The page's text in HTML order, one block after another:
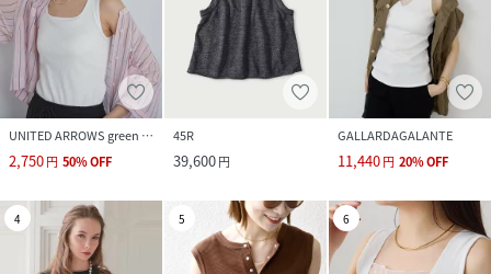
UNITED ARROWS green label relaxing
2,750円 50%OFF
45R
39,600円
GALLARDAGALANTE
11,440円 20%OFF
4 5 6